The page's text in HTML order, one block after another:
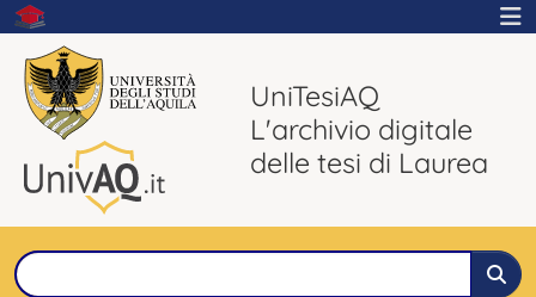
UniTesiAQ
L'archivio digitale
delle tesi di Laurea